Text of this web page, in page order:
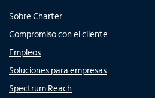
Sobre Charter
Compromiso con el cliente
Empleos
Soluciones para empresas
Spectrum Reach